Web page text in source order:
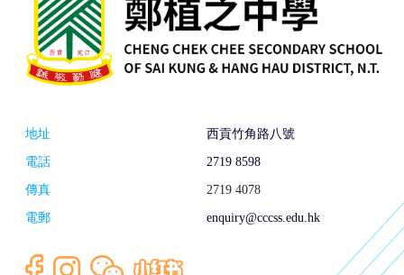
地址
西貢竹角路八號
電話
2719 8598
傳真
2719 4078
電郵
enquiry@cccss.edu.hk